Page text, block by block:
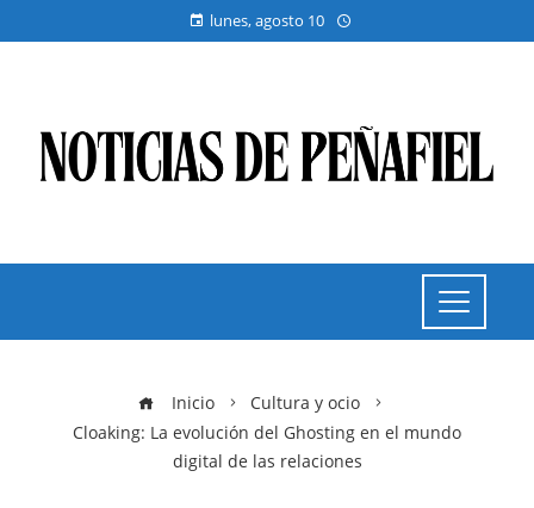
lunes, agosto 10
Inicio
Cultura y ocio
Cloaking: La evolución del Ghosting en el mundo
digital de las relaciones